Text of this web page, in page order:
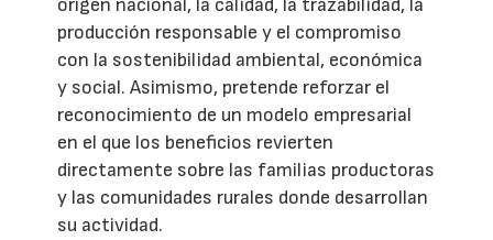
origen nacional, la calidad, la trazabilidad, la
producción responsable y el compromiso
con la sostenibilidad ambiental, económica
y social. Asimismo, pretende reforzar el
reconocimiento de un modelo empresarial
en el que los beneficios revierten
directamente sobre las familias productoras
y las comunidades rurales donde desarrollan
su actividad.